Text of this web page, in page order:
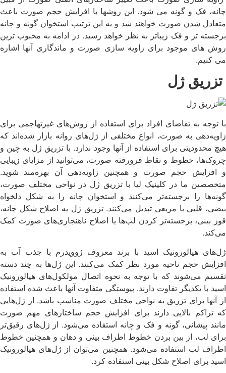
چانه، فک و گونه می شود. این روشها با افزایش حجم صورت باعث
متعادل شدن صورت خواهند شد و به این ترتیب استخوان گونه و چانه
برجسته تر و فک زیباتر به نظر خواهد رسید. در ادامه به محبوب ترین
روش های موجود برای زاویه سازی صورت و ماندگاری آنها اشاره
می کنیم.
تزریق ژل
با توجه به تقاضای افراد برای استفاده از روش‌های غیرتهاجمی برای
زاویه‌دهی به صورت، انواع مختلفی از ژل‌های روانه بازار شده‌اند که
هیچ محدودیتی برای استفاده از آنها وجود ندارد. با تزریق ژل به چین و
چروک‌ها، خطوط و نقاط فرورفته صورت، می‌توانید از مزایای زیبایی
و افزایش حجم صورت و همچنین زاویه‌دهی آن بهره‌مند شوید.
متخصصین ما در کلینیک لیا با تزریق ژل در نواحی مختلف صورت،
گونه‌ها را برجسته‌تر می‌کنند و استخوان چانه را به شکل دلخواه
بیضی، قلبی یا مربعی تبدیل می‌کنند. تزریق ژل به اصلاح شکل چانه،
قوز بینی، برجسته‌تر کردن لب‌ها یا اصلاح ناهنجاری‌های صورت کمک
می‌کند.
ژل‌های هیالورونیک اسید با برند معروف ژوویدرم با جذب آب به
افزایش حجم ناحیه مورد نظر کمک می‌کنند. این ژل‌ها به چند دسته
تقسیم می‌شوند که با توجه به نحوه اتصال مولکول‌های هیالورونیک
اسید با یکدیگر تفاوت دارند. پیوستگی متفاوت آنها باعث شده استفاده
از آنها برای تزریق به نواحی مختلف صورت مناسب باشد. از ژل‌هایی
که تراکم بالایی دارند برای افزایش حجم ساختارهای مهم صورت
مانند پیشانی، گونه و فک و چانه استفاده می‌شود. از ژل‌های رقیق‌تر
برای لب، از بین بردن خطوط اطراف بینی و دهان و همچنین خطوط
اطراف لب استفاده می‌شود. همچنین می‌توان از ژل‌های هیالورونیک
اسید برای اصلاح شکل بینی استفاده کرد.